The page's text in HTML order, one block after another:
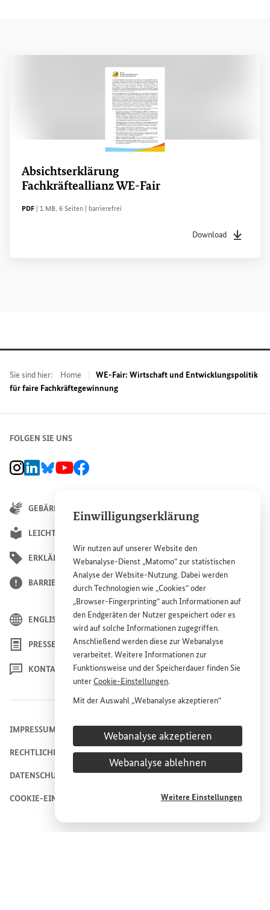
Einwilligungserklärung
Wir nutzen auf unsererWebsite den
Webanalyse-Dienst „Matomo“ zur statistischen
Analyse derWebsite-Nutzung. Dabei werden
durch Technologien wie „Cookies“ oder
„Browser-Fingerprinting“ auch Informationen auf
den Endgeräten der Nutzer gespeichert oder es
wird auf solche Informationen zugegriffen.
Anschließend werden diese zur Webanalyse
verarbeitet. Weitere Informationen zur
Funktionsweise und der Speicherdauer finden Sie
unterCookie-Einstellungen.
Mit der Auswahl „Webanalyse akzeptieren“
Dienstes „Matomo“ auf derWebsitedes
Bundesministeriums für wirtschaftliche
Entwicklung und Zusammenarbeit (BMZ) zu.
Diese Einwilligung ist freiwillig, für die Nutzung
jederzeit für die Zukunft unterCookie-
Webanalyse akzeptieren
Webanalyse ablehnen
Weitere Einstellungen
Absichtserklärung
FachkräfteallianzWE-Fair
DATEITYP
PDF Dateigröße
1 MB, Seiten
6 Seiten Zugänglichkeit
barrierefrei
Download
Dateityppdf
Sie sind hier: Home
WE-Fair: Wirtschaft und Entwicklungspolitik
für faire Fachkräftegewinnung
FOLGEN SIE UNS
BMZ Instagram-Kanal, Externer Link
BMZ LinkedIn Unternehmensseite, Externer Link
BMZ Bluesky-Seite, Externer Link
BMZ Youtube-Kanal, Externer Link
BMZ Facebook-Seite, Externer Link
GEBÄRDENSPRACHE
LEICHTE SPRACHE
ERKLÄRUNG ZUR BARRIEREFREIHEIT
BARRIERE MELDEN
ENGLISH
PRESSE
KONTAKT
IMPRESSUM
RECHTLICHE HINWEISE
DATENSCHUTZHINWEIS
COOKIE-EINSTELLUNGEN